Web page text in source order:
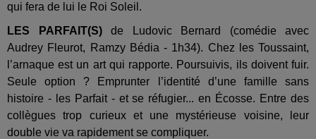
qui fera de lui le Roi Soleil.
LES PARFAIT(S)de Ludovic Bernard (comédie avec
Audrey Fleurot, Ramzy Bédia - 1h34). Chez les Toussaint,
l’arnaque est un art qui rapporte. Poursuivis, ils doivent fuir.
Seule option ? Emprunter l’identité d’une famille sans
histoire - les Parfait - et se réfugier... en Écosse. Entre des
collègues trop curieux et une mystérieuse voisine, leur
double vie va rapidement se compliquer.